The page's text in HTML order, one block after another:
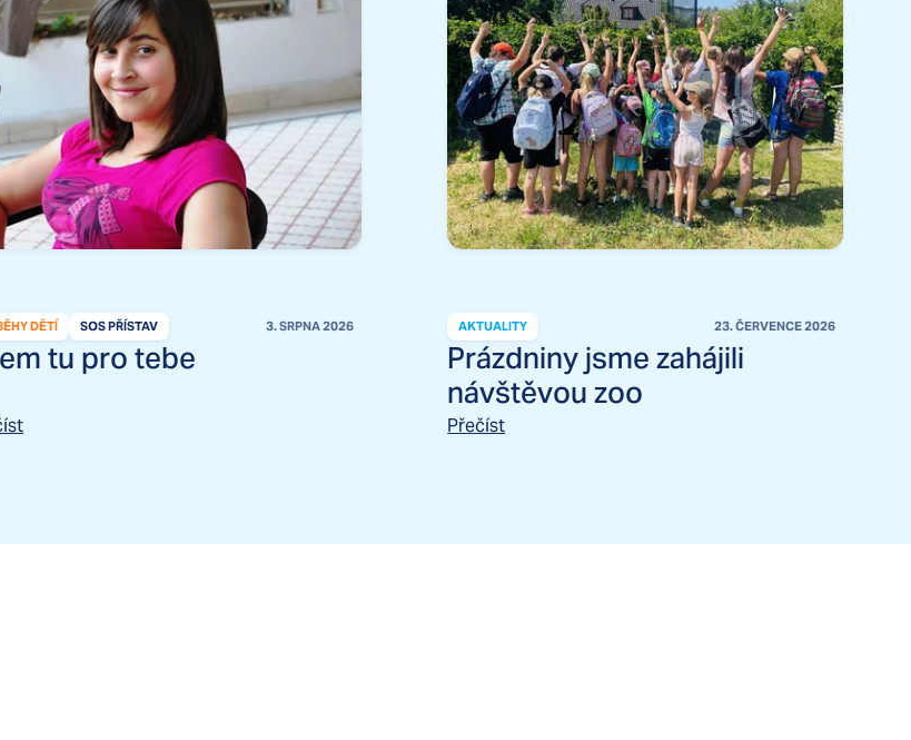
DĚTÍ SOS PŘÍSTAV 3. SRPNA 2026
tu pro tebe
AKTUALITY 23. ČERVENCE 2026
Prázdniny jsme zahájili
návštěvou zoo
Přečíst